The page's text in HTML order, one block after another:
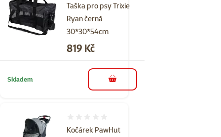
Taška pro psy Trixie
Ryan černá
30*30*54cm
Cena
819 Kč
Skladem do košíku
Kočárek PawHut